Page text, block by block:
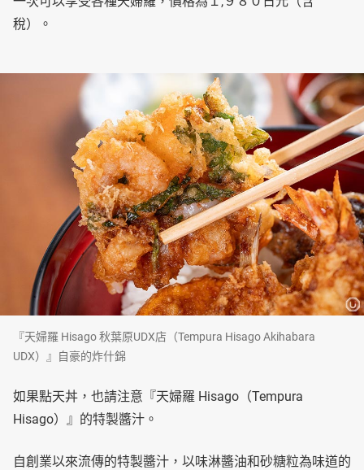
稅）。
『天婦羅 Hisago 秋葉原UDX店（Tempura Hisago Akihabara
UDX）』自豪的炸什錦
如果點天丼，也請注意『天婦羅 Hisago（Tempura
Hisago）』的特製醬汁。
自創業以來流傳的特製醬汁，以味淋醬油和砂糖粒為味道的